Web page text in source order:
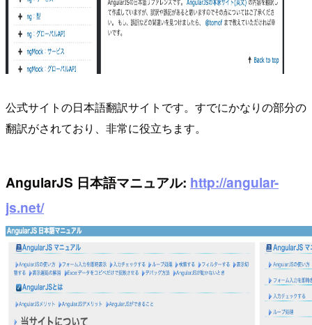
公式サイトの日本語翻訳サイトです。すでにかなりの部分の
翻訳がされており、非常に役立ちます。
AngularJS 日本語マニュアル: http://angular-
js.net/